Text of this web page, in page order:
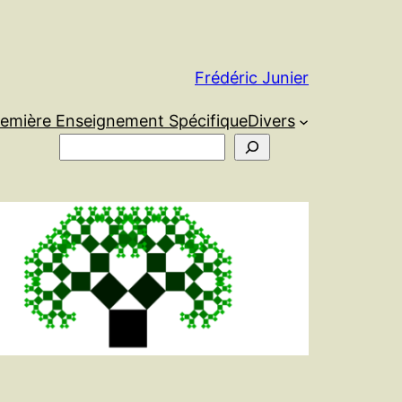
Frédéric Junier
Enseignement SpécifiqueDivers